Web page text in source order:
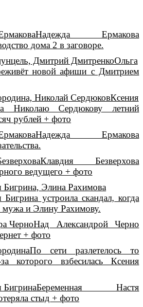
Надежда Ермакова
дома 2 в заговоре.
Ольга
новой афиши с Дмитрием
Ксения
Николаю Сердюкову летний
рублей + фото
Надежда Ермакова
Клавдия Безверхова
ведущего + фото
Бигрина устроила скандал, когда
мужа и Элину Рахимову.
Над Александрой Черно
+ фото
По сети разлетелось то
которого взбесилась Ксения
Беременная Настя
стыд + фото